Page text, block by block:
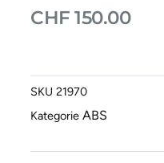
CHF 150.00
SKU21970
Kategorie ABS